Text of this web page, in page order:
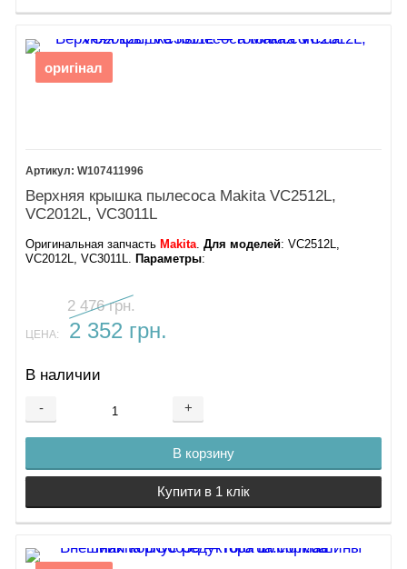
оригінал
W107411996
Верхняя крышка пылесоса Makita VC2512L,
VC2012L, VC3011L
Оригинальная запчасть Makita.Для моделей: VC2512L,
VC2012L, VC3011L. Параметры:
2 476 грн.
ЦЕНА: 2 352 грн.
В наличии
- +
В корзину
Купити в 1 клік